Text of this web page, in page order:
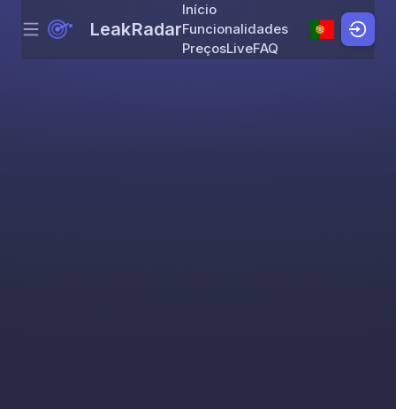
Skip to content
Menu LeakRadar
Início
Funcionalidades
PreçosLiveFAQ